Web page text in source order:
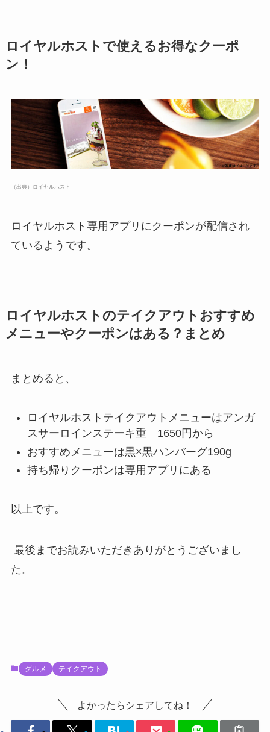
ロイヤルホストで使えるお得なクーポ
ン！
（出典）ロイヤルホスト
ロイヤルホスト専用アプリにクーポンが配信され
ているようです。
ロイヤルホストのテイクアウトおすすめ
メニューやクーポンはある？まとめ
まとめると、
ロイヤルホストテイクアウトメニューはアンガ
スサーロインステーキ重 1650円から
おすすめメニューは黒×黒ハンバーグ190g
持ち帰りクーポンは専用アプリにある
以上です。
最後までお読みいただきありがとうございまし
た。
グルメ テイクアウト
よかったらシェアしてね！